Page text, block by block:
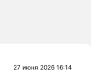
27 июня 2026 16:14